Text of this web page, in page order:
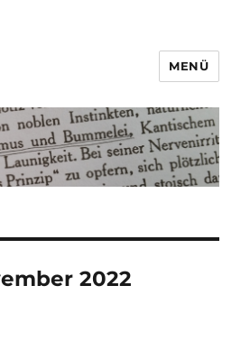
und Bummelei
MENÜ
2022